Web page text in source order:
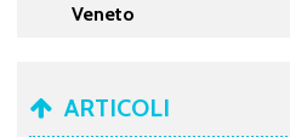
Veneto
ARTICOLI